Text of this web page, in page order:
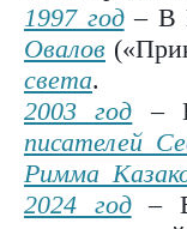
1997 год– В
Овалов
света.
2003 год –
писателей
Римма
2024 год– В